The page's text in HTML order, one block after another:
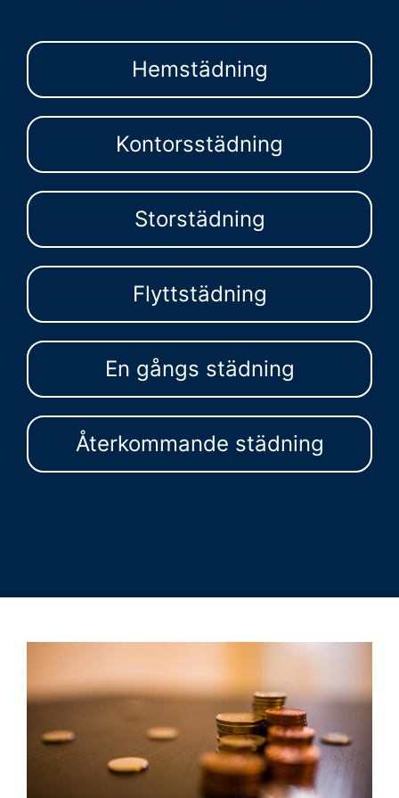
Hemstädning
Kontorsstädning
Storstädning
Flyttstädning
En gångs städning
Återkommande städning